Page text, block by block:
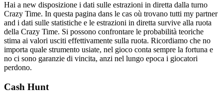
Hai a new disposizione i dati sulle estrazioni in diretta dalla turno
Crazy Time. In questa pagina dans le cas où trovano tutti my partner
and i dati sulle statistiche e le estrazioni in diretta survive alla ruota
della Crazy Time. Si possono confrontare le probabilità teoriche
stima ai valori usciti effettivamente sulla ruota. Ricordiamo che no
importa quale strumento usiate, nel gioco conta sempre la fortuna e
no ci sono garanzie di vincita, anzi nel lungo epoca i giocatori
perdono.
Cash Hunt